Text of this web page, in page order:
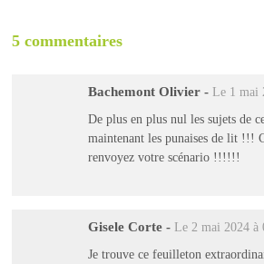
5 commentaires
Bachemont Olivier - Le 1 mai
De plus en plus nul les sujets de
maintenant les punaises de lit !!!
renvoyez votre scénario !!!!!!
Gisele Corte - Le 2 mai 2024 à
Je trouve ce feuilleton